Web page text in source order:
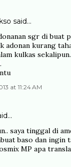
said…
sgr di buat
adonan kurang
kulkas
at 11:24 AM
saya tinggal di
baso dan ingin
MP apa